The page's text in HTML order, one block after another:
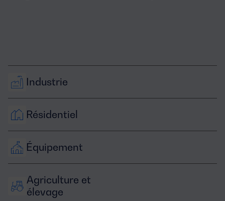
Industrie
Résidentiel
Équipement
Agriculture et
élevage